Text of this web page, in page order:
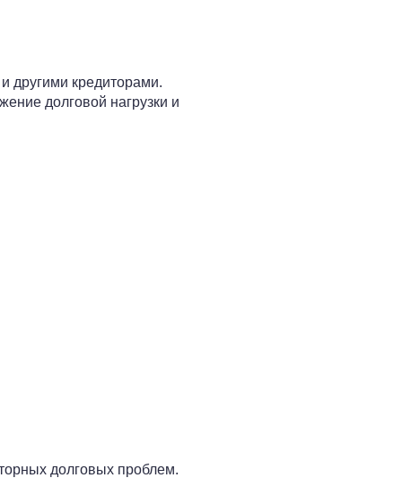
другими кредиторами.
долговой нагрузки и
долговых проблем.